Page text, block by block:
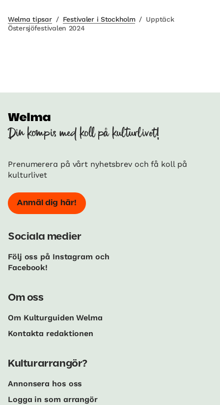
Welma tipsar / Festivaler i Stockholm / Upptäck
Östersjöfestivalen 2024
Din kompis med koll på kulturlivet!
Prenumerera på vårt nyhetsbrev och få koll på
kulturlivet
Anmäl dig här!
Sociala medier
Följ oss på Instagram och
Facebook!
Om oss
Om Kulturguiden Welma
Kontakta redaktionen
Kulturarrangör?
Annonsera hos oss
Logga in som arrangör